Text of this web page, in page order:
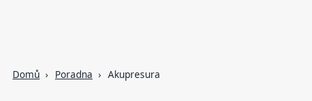
Domů Poradna Akupresura